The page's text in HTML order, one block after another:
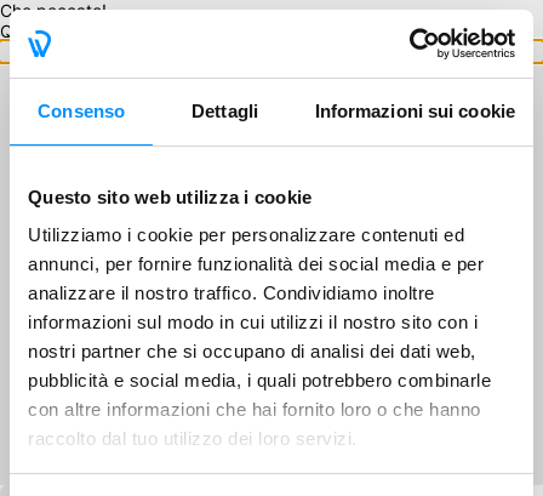
Consenso Dettagli Informazioni sui cookie
Questo sito web utilizza i cookie
Utilizziamo i cookie per personalizzare contenuti ed
annunci, per fornire funzionalità dei social media e per
analizzare il nostro traffico. Condividiamo inoltre
informazioni sul modo in cui utilizzi il nostro sito con i
nostri partner che si occupano di analisi dei dati web,
pubblicità e social media, i quali potrebbero combinarle
con altre informazioni che hai fornito loro o che hanno
raccolto dal tuo utilizzo dei loro servizi.
Che peccato!
Questo GA non è disponibile.